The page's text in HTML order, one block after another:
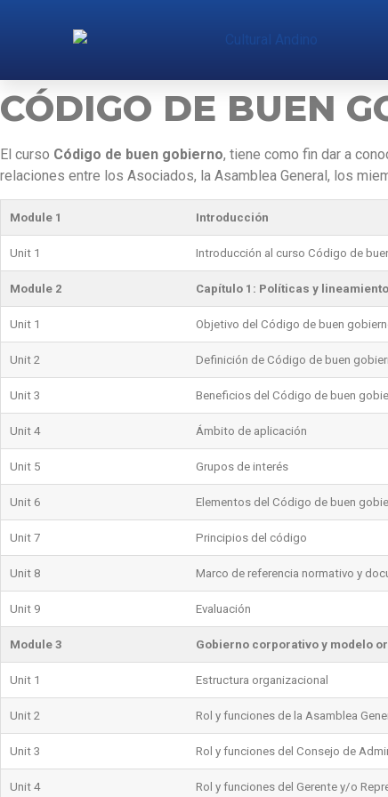
CÓDIGO DE BUEN
El curso Código de buen gobierno, tiene como fin dar a
relaciones entre los Asociados, la Asamblea General, los
Module 1 Introducción
Unit 1 Introducción al curso Código de
Module 2 Capítulo 1: Políticas y
Unit 1 Objetivo del Código de buen
Unit 2 Definición de Código de buen
Unit 3 Beneficios del Código de buen
Unit 4 Ámbito de aplicación
Unit 5 Grupos de interés
Unit 6 Elementos del Código de buen
Unit 7 Principios del código
Unit 8 Marco de referencia normativo y
Unit 9 Evaluación
Module 3 Gobierno corporativo y modelo
Unit 1 Estructura organizacional
Unit 2 Rol y funciones de la Asamblea
Unit 3 Rol y funciones del Consejo de
Unit 4 Rol y funciones del Gerente y/o